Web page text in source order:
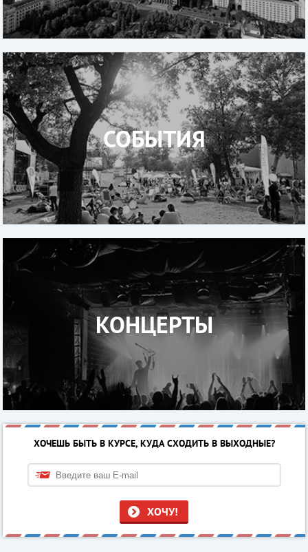
СОБЫТИЯ
КОНЦЕРТЫ
ХОЧЕШЬ БЫТЬ В КУРСЕ, КУДА СХОДИТЬ В ВЫХОДНЫЕ?
ХОЧУ!